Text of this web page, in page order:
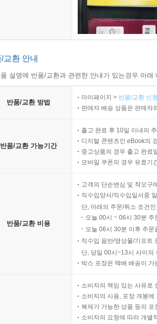
교환 안내
설명에 반품/교환과 관련한 안내가 있는경우 아
반품/교환 방법
마이페이지 > 반품/교환 신
판매자 배송 상품은 판매자
반품/교환 가능기간
출고 완료 후 10일 이내의
디지털 콘텐츠인 eBook의
중고상품의 경우 출고 완료
모바일 쿠폰의 경우 유효기
반품/교환 비용
고객의 단순변심 및 착오구
직수입양서/직수입일서중
단, 아래의 주문/취소 조건
오늘 00시 ~ 06시 30분
오늘 06시 30분 이후 주
직수입 음반/영상물/기프트
단, 당일 00시~13시 사이의
박스 포장은 택배 배송이
소비자의 책임 있는 사유로
소비자의 사용, 포장 개봉
복제가 가능한 상품 등의
소비자의 요청에 따라 개별